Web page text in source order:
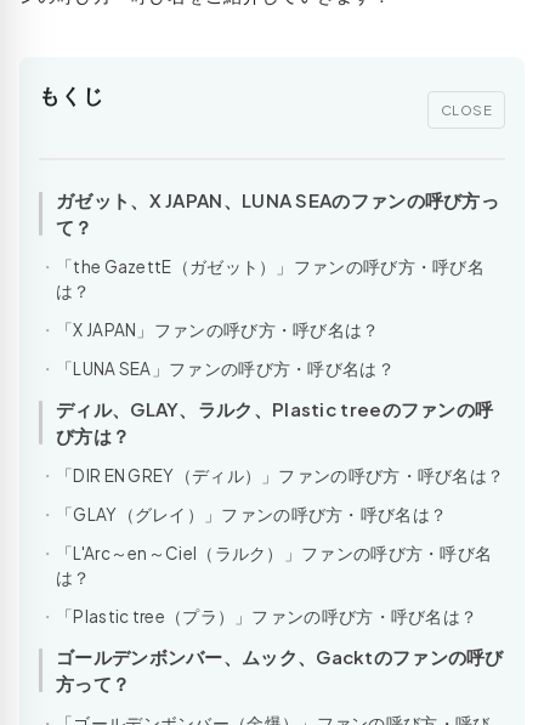
もくじ
CLOSE
ガゼット、X JAPAN、LUNA SEAのファンの呼び方っ
て？
「the GazettE（ガゼット）」ファンの呼び方・呼び名
は？
「X JAPAN」ファンの呼び方・呼び名は？
「LUNA SEA」ファンの呼び方・呼び名は？
ディル、GLAY、ラルク、Plastic treeのファンの呼
び方は？
「DIR EN GREY（ディル）」ファンの呼び方・呼び名は？
「GLAY（グレイ）」ファンの呼び方・呼び名は？
「L'Arc～en～Ciel（ラルク）」ファンの呼び方・呼び名
は？
「Plastic tree（プラ）」ファンの呼び方・呼び名は？
ゴールデンボンバー、ムック、Gacktのファンの呼び
方って？